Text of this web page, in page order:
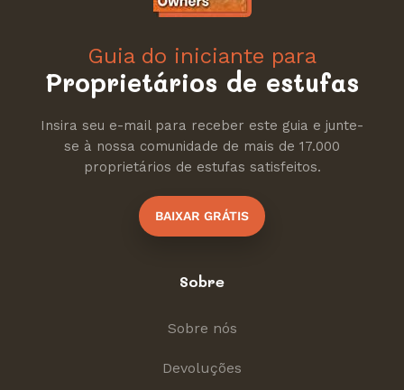
Guia do iniciante para
Proprietários de estufas
Insira seu e-mail para receber este guia e junte-
se à nossa comunidade de mais de 17.000
proprietários de estufas satisfeitos.
BAIXAR GRÁTIS
Sobre
Sobre nós
Devoluções